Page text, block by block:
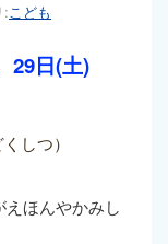
:こども
29日(土)
しつ）
ほんやかみし